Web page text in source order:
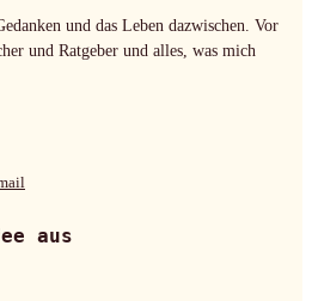
und das Leben dazwischen. Vor
und Ratgeber und alles, was mich
aus